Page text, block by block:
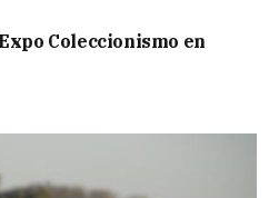
Coleccionismo en